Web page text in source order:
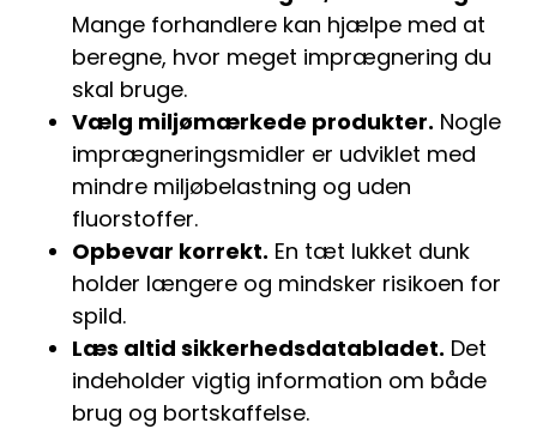
Mange forhandlere kan hjælpe med at
beregne, hvor meget imprægnering du
skal bruge.
Vælg miljømærkede produkter. Nogle
imprægneringsmidler er udviklet med
mindre miljøbelastning og uden
fluorstoffer.
Opbevar korrekt. En tæt lukket dunk
holder længere og mindsker risikoen for
spild.
Læs altid sikkerhedsdatabladet. Det
indeholder vigtig information om både
brug og bortskaffelse.